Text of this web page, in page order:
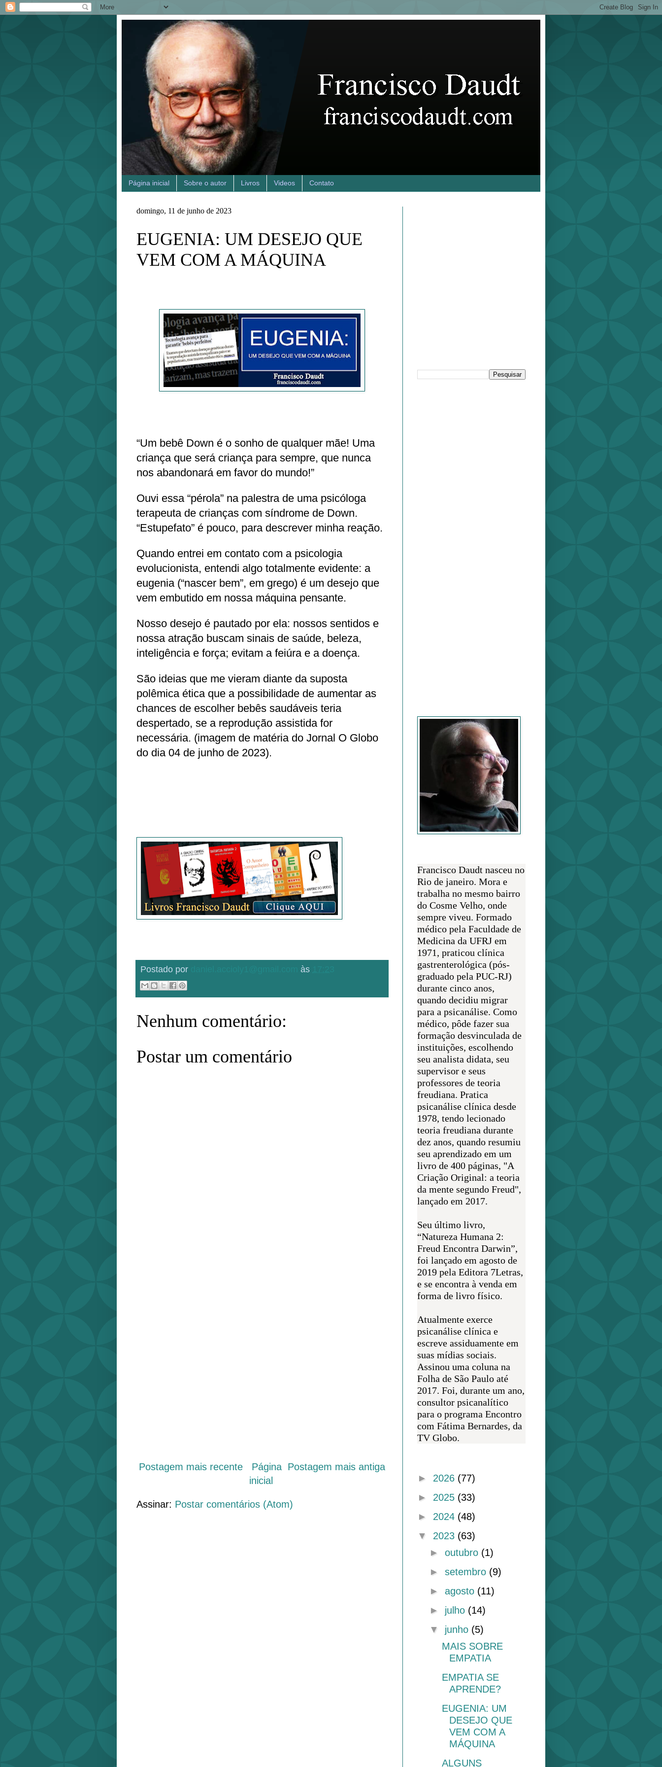
Página inicial Sobre o autor Livros Videos Contato
domingo, 11 de junho de 2023
EUGENIA: UM DESEJO QUE
VEM COM A MÁQUINA
“Um bebê Down é o sonho de qualquer mãe! Uma
criança que será criança para sempre, que nunca
nos abandonará em favor do mundo!”
Ouvi essa “pérola” na palestra de uma psicóloga
terapeuta de crianças com síndrome de Down.
“Estupefato” é pouco, para descrever minha reação.
Quando entrei em contato com a psicologia
evolucionista, entendi algo totalmente evidente: a
eugenia (“nascer bem”, em grego) é um desejo que
vem embutido em nossa máquina pensante.
Nosso desejo é pautado por ela: nossos sentidos e
nossa atração buscam sinais de saúde, beleza,
inteligência e força; evitam a feiúra e a doença.
São ideias que me vieram diante da suposta
polêmica ética que a possibilidade de aumentar as
chances de escolher bebês saudáveis teria
despertado, se a reprodução assistida for
necessária. (imagem de matéria do Jornal O Globo
do dia 04 de junho de 2023).
Postado por às
Nenhum comentário:
Postar um comentário
Postagem mais recente Postagem mais antiga
Página
inicial
Assinar: Postar comentários (Atom)
Francisco Daudt nasceu no
Rio de janeiro. Mora e
trabalha no mesmo bairro
do Cosme Velho, onde
sempre viveu. Formado
médico pela Faculdade de
Medicina da UFRJ em
1971, praticou clínica
gastrenterológica (pós-
graduado pela PUC-RJ)
durante cinco anos,
quando decidiu migrar
para a psicanálise. Como
médico, pôde fazer sua
formação desvinculada de
instituições, escolhendo
seu analista didata, seu
supervisor e seus
professores de teoria
freudiana. Pratica
psicanálise clínica desde
1978, tendo lecionado
teoria freudiana durante
dez anos, quando resumiu
seu aprendizado em um
livro de 400 páginas, "A
Criação Original: a teoria
da mente segundo Freud",
lançado em 2017.
Seu último livro,
“Natureza Humana 2:
Freud Encontra Darwin”,
foi lançado em agosto de
2019 pela Editora 7Letras,
e se encontra à venda em
forma de livro físico.
Atualmente exerce
psicanálise clínica e
escreve assiduamente em
suas mídias sociais.
Assinou uma coluna na
Folha de São Paulo até
2017. Foi, durante um ano,
consultor psicanalítico
para o programa Encontro
com Fátima Bernardes, da
TV Globo.
► 2026 (77)
► 2025 (33)
► 2024 (48)
▼ 2023 (63)
► outubro (1)
► setembro (9)
► agosto (11)
► julho (14)
▼ junho (5)
MAIS SOBRE
EMPATIA
EMPATIA SE
APRENDE?
EUGENIA: UM
DESEJO QUE
VEM COM A
MÁQUINA
ALGUNS